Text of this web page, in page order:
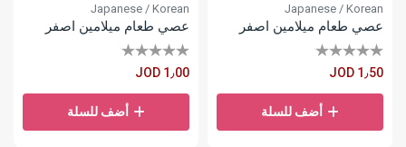
Japanese / Korean
عصي طعام ميلامين اصفر
JOD 1٫50
أضف للسلة
Japanese / Korean
عصي طعام ميلامين اصفر
JOD 1٫00
أضف للسلة